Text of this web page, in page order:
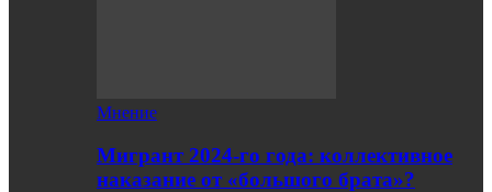
Мнение
Мигрант 2024-го года: коллективное
наказание от «большого брата»?